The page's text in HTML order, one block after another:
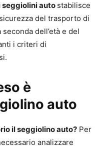
seggiolini auto stabilisce
del trasporto di
dell’età e del
i criteri di
è
auto
il seggiolino auto? Per
analizzare